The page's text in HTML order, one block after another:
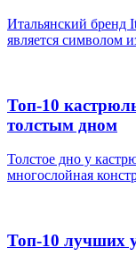
Итальянский бренд
является символом
Топ-10
толстым дном
Толстое дно у
многослойная
Топ-10 лучших